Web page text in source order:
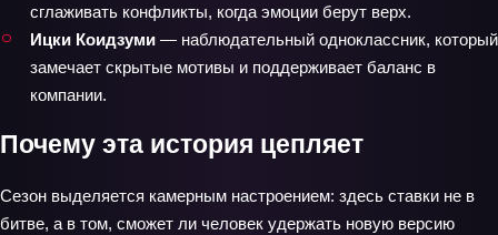
сглаживать конфликты, когда эмоции берут верх.
Ицки Коидзуми — наблюдательный одноклассник, который
замечает скрытые мотивы и поддерживает баланс в
компании.
Почему эта история цепляет
Сезон выделяется камерным настроением: здесь ставки не в
битве, а в том, сможет ли человек удержать новую версию